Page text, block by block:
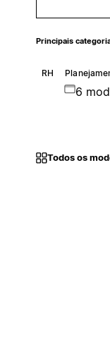
Principais
RH
6
Todos os